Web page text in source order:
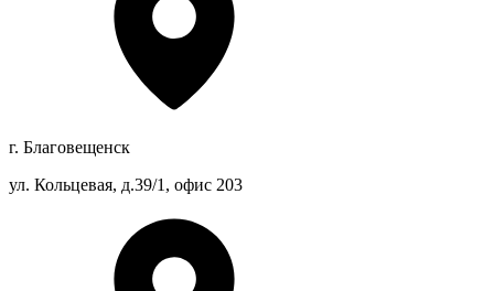
г. Благовещенск
ул. Кольцевая, д.39/1, офис 203